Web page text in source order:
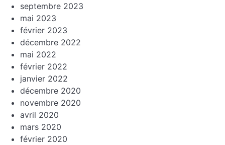
septembre 2023
mai 2023
février 2023
décembre 2022
mai 2022
février 2022
janvier 2022
décembre 2020
novembre 2020
avril 2020
mars 2020
février 2020